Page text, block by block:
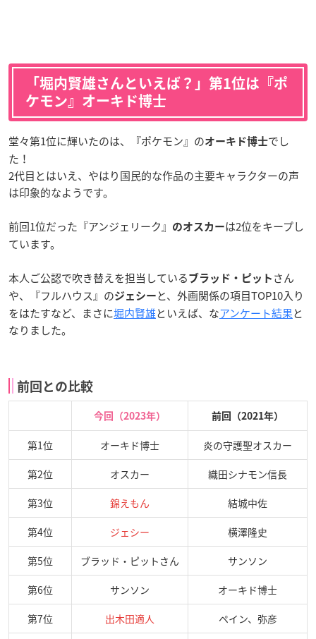
「堀内賢雄さんといえば？」第1位は『ポ
ケモン』オーキド博士
堂々第1位に輝いたのは、『ポケモン』のオーキド博士でし
た！
2代目とはいえ、やはり国民的な作品の主要キャラクターの声
は印象的なようです。
前回1位だった『アンジェリーク』 のオスカーは2位をキープし
ています。
本人ご公認で吹き替えを担当している ブラッド・ピット さん
や、『フルハウス』のジェシー と、外画関係の項目TOP10入り
をはたすなど、まさに堀内賢雄といえば、なアンケート結果と
なりました。
前回との比較
今回（2023年） 前回（2021年）
第1位 オーキド博士 炎の守護聖オスカー
第2位 オスカー 織田シナモン信長
第3位 錦えもん 結城中佐
第4位 ジェシー 横澤隆史
第5位 ブラッド・ピットさん サンソン
第6位 サンソン オーキド博士
第7位 出木田適人 ペイン、弥彦